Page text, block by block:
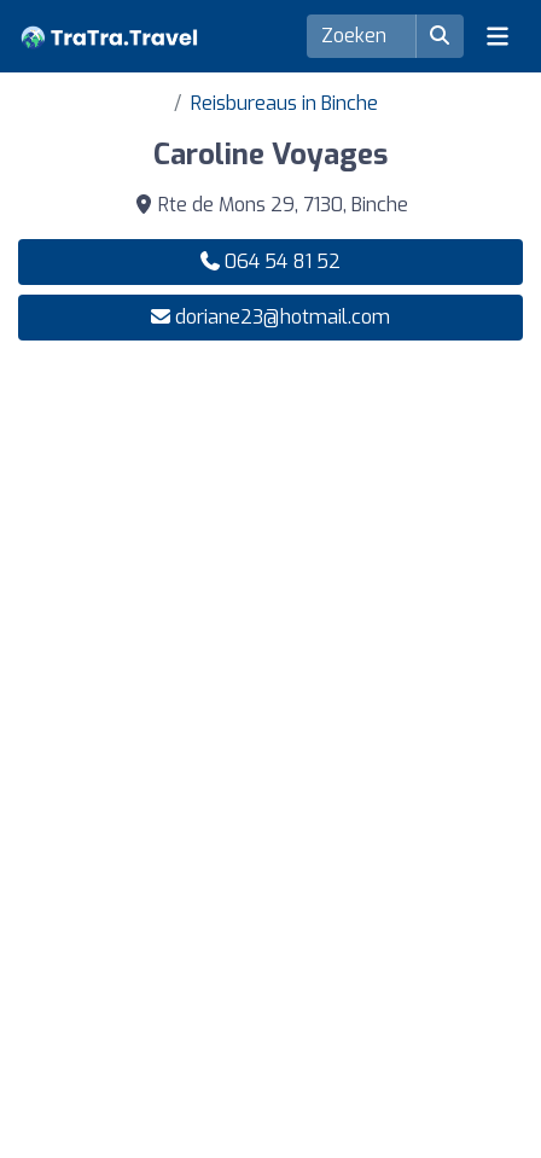
Reisbureaus in Binche
Caroline Voyages
Rte de Mons 29, 7130, Binche
064 54 81 52
doriane23@hotmail.com